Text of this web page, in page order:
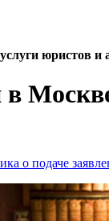
юристов и
о подаче